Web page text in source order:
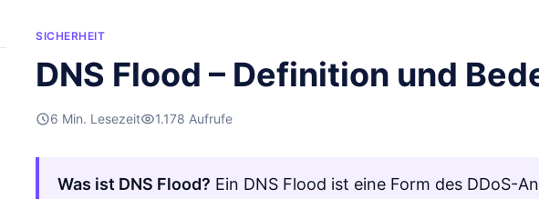
SICHERHEIT
DNS Flood – Definition und
6 Min. Lesezeit 1.178 Aufrufe
Was ist DNS Flood? Ein DNS Flood ist eine Form des DDoS-